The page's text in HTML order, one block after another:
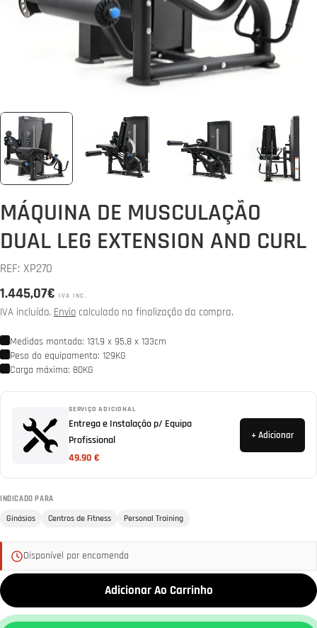
MÁQUINA DE MUSCULAÇÃO
DUAL LEG EXTENSION AND CURL
REF: XP270
Preço
normal
1.445,07€ IVA INC.
IVA incluído. Envio calculado na finalização da compra.
Medidas montado: 131,9 x 95,8 x 133cm
Peso do equipamento: 129KG
Carga máxima: 80KG
SERVIÇO ADICIONAL
Entrega e Instalação p/ Equipa
Profissional
49.90 €
+ Adicionar
INDICADO PARA
Ginásios Centros de Fitness Personal Training
Disponível por encomenda
Adicionar Ao Carrinho